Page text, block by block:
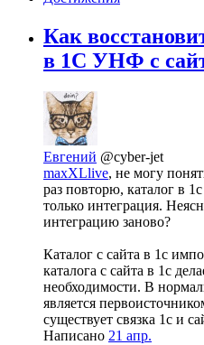
Как
в 1С УНФ с
Евгений @cyber-jet
maxXLlive, не могу
раз повторю, каталог в
только интеграция.
интеграцию заново?
Каталог с сайта в 1с
каталога с сайта в 1с
необходимости. В
является
существует связка 1с и
Написано 21 апр.